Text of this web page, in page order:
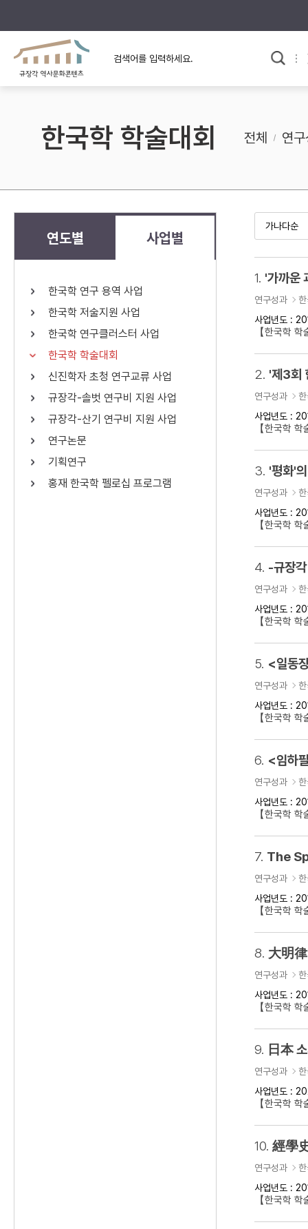
규장각의 어제와 오늘
규장각 소개영상
사료와 문학으로 본
고대
고려
조선 후기
근대
검색 연산자 사용안내
연산자
AND
OR 정조 OR 정약용 “정조” 또는 “
료를 검색
한국학 학술대회 전체 연
연도별 사업별
한국학 연구 용역 사업
한국학 저술지원 사업
한국학 연구클러스터 사업
한국학 학술대회
신진학자 초청 연구교류 사업
규장각-솔벗 연구비 지원 사업
규장각-산기 연구비 지원 사업
연구논문
기획연구
홍재 한국학 펠로십 프로그램
1. '가까운
연구성과
사업년도 :
【한국학
2. '제3회
연구성과
사업년도 :
【한국학
3. '평화'
연구성과
사업년도 :
【한국학
4. -규장
연구성과
사업년도 :
【한국학
5. <일동
연구성과
사업년도 :
【한국학
6. <임하
연구성과
사업년도 :
【한국학
7. The
연구성과
사업년도 :
【한국학
8. 大明律
연구성과
사업년도 :
【한국학
9. 日本
연구성과
사업년도 :
【한국학
10. 經學
연구성과
사업년도 :
【한국학